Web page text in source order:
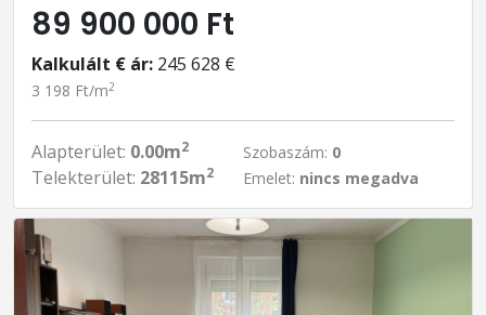
89 900 000 Ft
Kalkulált € ár: 245 628 €
3 198 Ft/m2
Alapterület: 0.00m2
Telekterület: 28115m2
Szobaszám: 0
Emelet: nincs megadva